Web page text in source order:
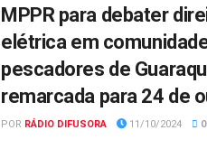
MPPR para debater
elétrica em
pescadores de
remarcada para 24 de
POR RÁDIO DIFUSORA 11/10/2024 0